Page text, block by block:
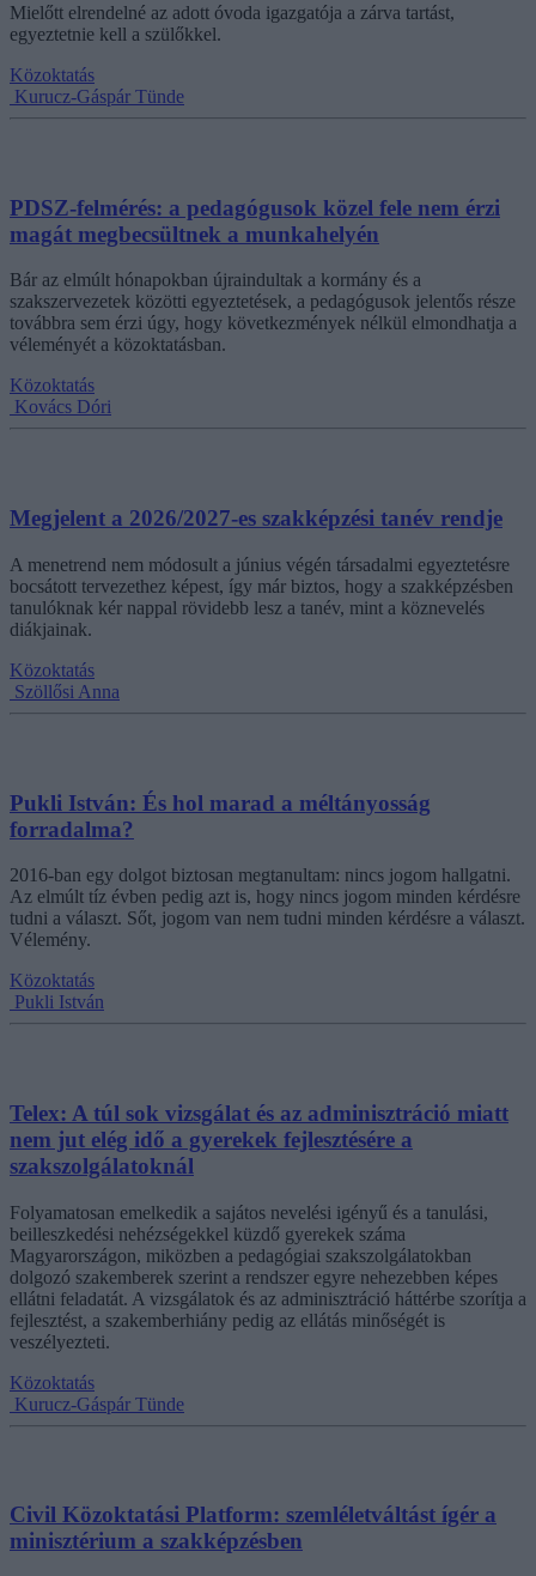
Mielőtt elrendelné az adott óvoda igazgatója a zárva tartást,
egyeztetnie kell a szülőkkel.
Közoktatás
Kurucz-Gáspár Tünde
PDSZ-felmérés: a pedagógusok közel fele nem érzi
magát megbecsültnek a munkahelyén
Bár az elmúlt hónapokban újraindultak a kormány és a
szakszervezetek közötti egyeztetések, a pedagógusok jelentős része
továbbra sem érzi úgy, hogy következmények nélkül elmondhatja a
véleményét a közoktatásban.
Közoktatás
Kovács Dóri
Megjelent a 2026/2027-es szakképzési tanév rendje
A menetrend nem módosult a június végén társadalmi egyeztetésre
bocsátott tervezethez képest, így már biztos, hogy a szakképzésben
tanulóknak kér nappal rövidebb lesz a tanév, mint a köznevelés
diákjainak.
Közoktatás
Szöllősi Anna
Pukli István: És hol marad a méltányosság
forradalma?
2016-ban egy dolgot biztosan megtanultam: nincs jogom hallgatni.
Az elmúlt tíz évben pedig azt is, hogy nincs jogom minden kérdésre
tudni a választ. Sőt, jogom van nem tudni minden kérdésre a választ.
Vélemény.
Közoktatás
Pukli István
Telex: A túl sok vizsgálat és az adminisztráció miatt
nem jut elég idő a gyerekek fejlesztésére a
szakszolgálatoknál
Folyamatosan emelkedik a sajátos nevelési igényű és a tanulási,
beilleszkedési nehézségekkel küzdő gyerekek száma
Magyarországon, miközben a pedagógiai szakszolgálatokban
dolgozó szakemberek szerint a rendszer egyre nehezebben képes
ellátni feladatát. A vizsgálatok és az adminisztráció háttérbe szorítja a
fejlesztést, a szakemberhiány pedig az ellátás minőségét is
veszélyezteti.
Közoktatás
Kurucz-Gáspár Tünde
Civil Közoktatási Platform: szemléletváltást ígér a
minisztérium a szakképzésben